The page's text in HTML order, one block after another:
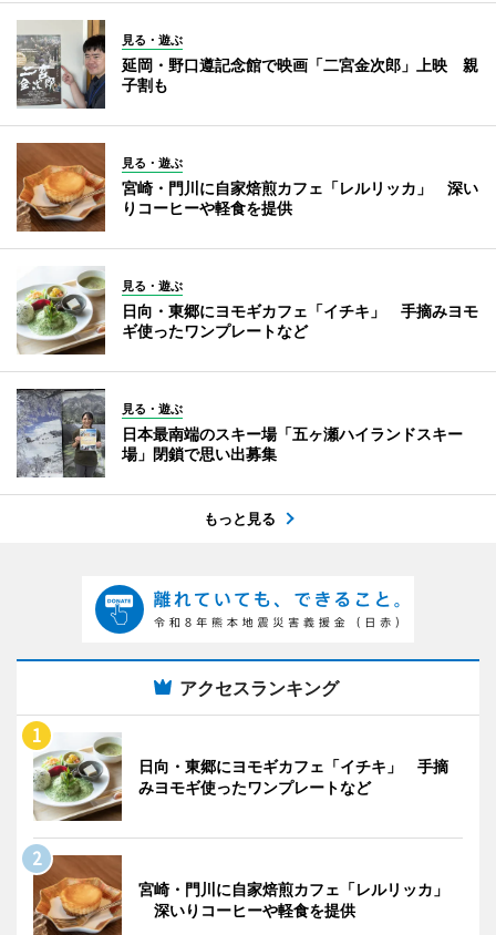
見る・遊ぶ
延岡・野口遵記念館で映画「二宮金次郎」上映 親
子割も
見る・遊ぶ
宮崎・門川に自家焙煎カフェ「レルリッカ」 深い
りコーヒーや軽食を提供
見る・遊ぶ
日向・東郷にヨモギカフェ「イチキ」 手摘みヨモ
ギ使ったワンプレートなど
見る・遊ぶ
日本最南端のスキー場「五ヶ瀬ハイランドスキー
場」閉鎖で思い出募集
もっと見る
アクセスランキング
日向・東郷にヨモギカフェ「イチキ」 手摘
みヨモギ使ったワンプレートなど
宮崎・門川に自家焙煎カフェ「レルリッカ」
深いりコーヒーや軽食を提供